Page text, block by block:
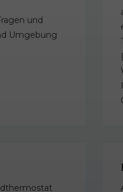
und
Umgebung